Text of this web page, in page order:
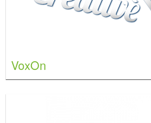
VoxOn